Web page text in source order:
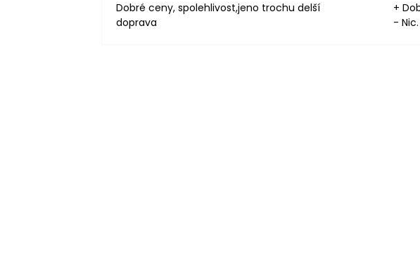
Dobré ceny, spolehlivost,jeno trochu delší
doprava
+
- Nic.